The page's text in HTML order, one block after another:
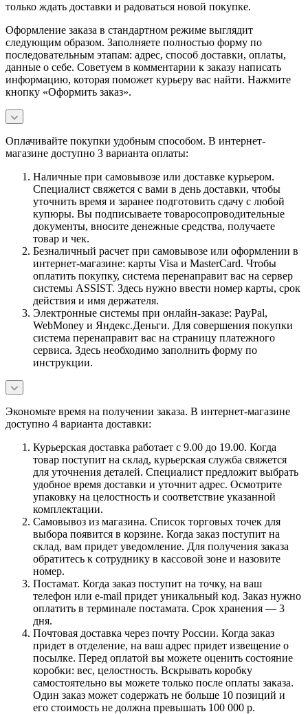
только ждать доставки и радоваться новой покупке.
Оформление заказа в стандартном режиме выглядит
следующим образом. Заполняете полностью форму по
последовательным этапам: адрес, способ доставки, оплаты,
данные о себе. Советуем в комментарии к заказу написать
информацию, которая поможет курьеру вас найти. Нажмите
кнопку «Оформить заказ».
Оплачивайте покупки удобным способом. В интернет-
магазине доступно 3 варианта оплаты:
Наличные при самовывозе или доставке курьером.
Специалист свяжется с вами в день доставки, чтобы
уточнить время и заранее подготовить сдачу с любой
купюры. Вы подписываете товаросопроводительные
документы, вносите денежные средства, получаете
товар и чек.
Безналичный расчет при самовывозе или оформлении в
интернет-магазине: карты Visa и MasterCard. Чтобы
оплатить покупку, система перенаправит вас на сервер
системы ASSIST. Здесь нужно ввести номер карты, срок
действия и имя держателя.
Электронные системы при онлайн-заказе: PayPal,
WebMoney и Яндекс.Деньги. Для совершения покупки
система перенаправит вас на страницу платежного
сервиса. Здесь необходимо заполнить форму по
инструкции.
Экономьте время на получении заказа. В интернет-магазине
доступно 4 варианта доставки:
Курьерская доставка работает с 9.00 до 19.00. Когда
товар поступит на склад, курьерская служба свяжется
для уточнения деталей. Специалист предложит выбрать
удобное время доставки и уточнит адрес. Осмотрите
упаковку на целостность и соответствие указанной
комплектации.
Самовывоз из магазина. Список торговых точек для
выбора появится в корзине. Когда заказ поступит на
склад, вам придет уведомление. Для получения заказа
обратитесь к сотруднику в кассовой зоне и назовите
номер.
Постамат. Когда заказ поступит на точку, на ваш
телефон или e-mail придет уникальный код. Заказ нужно
оплатить в терминале постамата. Срок хранения — 3
дня.
Почтовая доставка через почту России. Когда заказ
придет в отделение, на ваш адрес придет извещение о
посылке. Перед оплатой вы можете оценить состояние
коробки: вес, целостность. Вскрывать коробку
самостоятельно вы можете только после оплаты заказа.
Один заказ может содержать не больше 10 позиций и
его стоимость не должна превышать 100 000 р.